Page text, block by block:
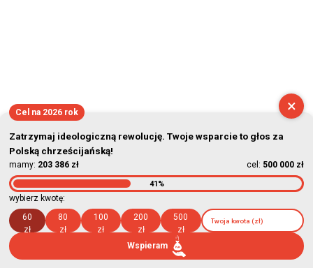
×
Cel na 2026 rok
Zatrzymaj ideologiczną rewolucję. Twoje wsparcie to głos za
Polską chrześcijańską!
mamy: 203 386 zł cel: 500 000 zł
41%
wybierz kwotę:
60
zł
80
zł
100
zł
200
zł
500
zł
Wspieram